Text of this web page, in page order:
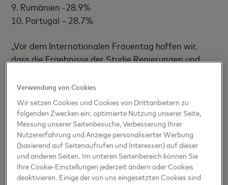
9. Rumänien -28.9%
10. Portugal – 28.7%
„Vor dem Internationalen Frauentag hoffen wir,
dass die Ergebnisse der Studie Regierungen und
die Unterstützung für angehende und bestehende
Unternehmerinnen in allen Bereichen zu verstärken,
von einer stärkeren finanziellen Inklusion bis hin zu
einem breiteren Zugang zu Bildung“, sagt Ann
Cairns, President, International Markets,
Mastercard.
Verwendung von Cookies
Wir setzen Cookies und Cookies von Drittanbietern zu
folgenden Zwecken ein: optimierte Nutzung unserer Seite,
Messung unserer Seitenbesuche, Verbesserung Ihrer
Nutzererfahrung und Anzeige personalisierter Werbung
(basierend auf Seitenaufrufen und Interessen) auf dieser
und anderen Seiten. Im unteren Seitenbereich können Sie
Ihre Cookie-Einstellungen jederzeit ändern oder Cookies
deaktivieren. Einige der von uns eingesetzten Cookies sind